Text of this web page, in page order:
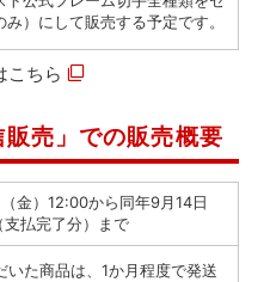
み）にして販売する予定です。
こちら
販売」での販売概要
金）12:00から同年9月14日
支払完了分）まで
いた商品は、1か月程度で発送